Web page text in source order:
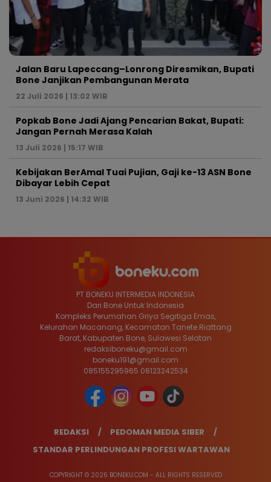
Jalan Baru Lapeccang–Lonrong Diresmikan, Bupati
Bone Janjikan Pembangunan Merata
22 Juli 2026 | 13:02 WIB
Popkab Bone Jadi Ajang Pencarian Bakat, Bupati:
Jangan Pernah Merasa Kalah
13 Juli 2026 | 15:17 WIB
Kebijakan BerAmal Tuai Pujian, Gaji ke-13 ASN Bone
Dibayar Lebih Cepat
13 Juni 2026 | 14:32 WIB
PT BONEKU INTERMEDIA INDONESIA
Dari Bone Untuk Indonesia
Kompleks Perumahan Griya Segitiga Emas,
Kelurahan Macanang, Kecamatan Tanete Riattang
Barat, Kabupaten Bone, Sulawesi Selatan
redaksiboneku@gmail.com
boneku191@gmail.com
085155295965 08123242534
REDAKSI
PEDOMAN MEDIA SIBER
STANDAR PERLINDUNGAN PROFESI WARTAWAN
COPYRIGHT © 2026 BONEKU.COM - ALL RIGHTS RESERVED